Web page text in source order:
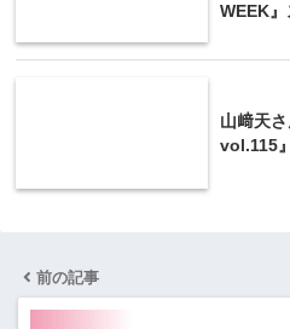
WEEK
山﨑天
vol.115
前の記事